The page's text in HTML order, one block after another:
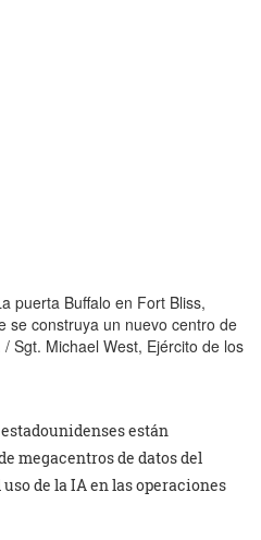
puerta Buffalo en Fort Bliss,
se construya un nuevo centro de
Sgt. Michael West, Ejército de los
están
megacentros de datos del
de la IA en las operaciones